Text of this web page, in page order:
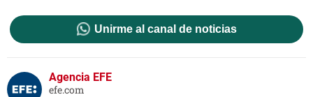
Unirme al canal de noticias
Agencia EFE
efe.com